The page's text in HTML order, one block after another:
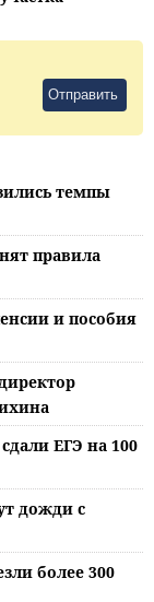
Отправить
темпы
правила
и пособия
ЕГЭ на 100
дожди с
более 300